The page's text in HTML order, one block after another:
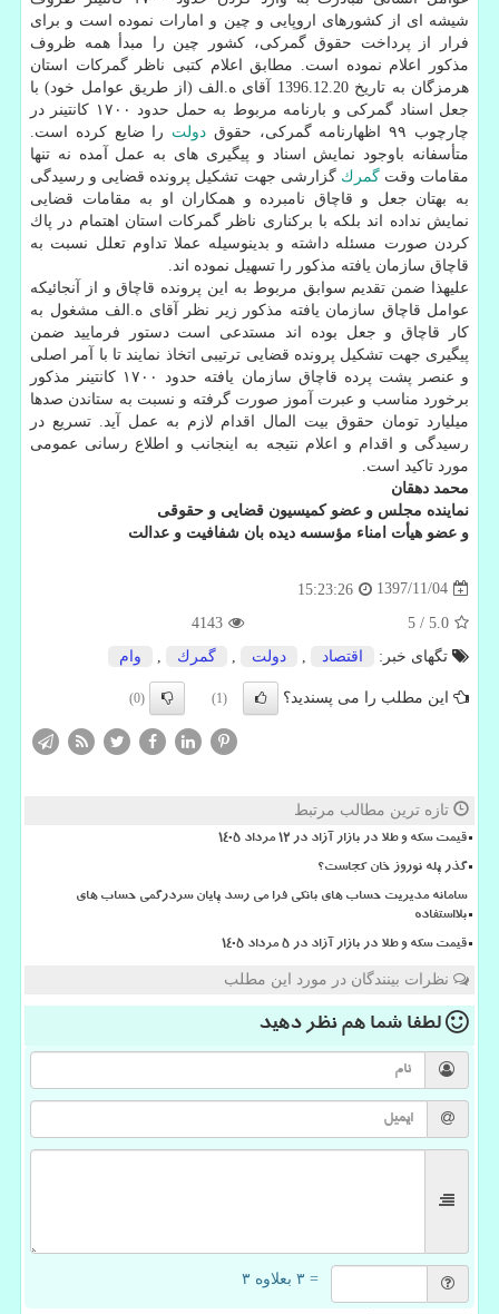
شیشه ای از كشورهای اروپایی و چین و امارات نموده است و برای
فرار از پرداخت حقوق گمركی، كشور چین را مبدأ همه ظروف
مذكور اعلام نموده است. مطابق اعلام كتبی ناظر گمركات استان
هرمزگان به تاریخ 1396.12.20 آقای ه.الف (از طریق عوامل خود) با
جعل اسناد گمركی و بارنامه مربوط به حمل حدود ۱۷۰۰ كانتینر در
چارچوب ۹۹ اظهارنامه گمركی، حقوق
دولت را ضایع كرده است.
متأسفانه باوجود نمایش اسناد و پیگیری های به عمل آمده نه تنها
مقامات وقتگمرك گزارشی جهت تشكیل پرونده قضایی و رسیدگی
به بهتان جعل و قاچاق نامبرده و همكاران او به مقامات قضایی
نمایش نداده اند بلكه با بركناری ناظر گمركات استان اهتمام در پاك
كردن صورت مسئله داشته و بدینوسیله عملا تداوم تعلل نسبت به
قاچاق سازمان یافته مذكور را تسهیل نموده اند.
علیهذا ضمن تقدیم سوابق مربوط به این پرونده قاچاق و از آنجائیكه
عوامل قاچاق سازمان یافته مذكور زیر نظر آقای ه.الف مشغول به
كار قاچاق و جعل بوده اند مستدعی است دستور فرمایید ضمن
پیگیری جهت تشكیل پرونده قضایی ترتیبی اتخاذ نمایند تا با آمر اصلی
و عنصر پشت پرده قاچاق سازمان یافته حدود ۱۷۰۰ كانتینر مذكور
برخورد مناسب و عبرت آموز صورت گرفته و نسبت به ستاندن صدها
میلیارد تومان حقوق بیت المال اقدام لازم به عمل آید. تسریع در
رسیدگی و اقدام و اعلام نتیجه به اینجانب و اطلاع رسانی عمومی
مورد تاكید است.
محمد دهقان
نماینده مجلس و عضو كمیسیون قضایی و حقوقی
و عضو هیأت امناء مؤسسه دیده بان شفافیت و عدالت
1397/11/04
15:23:26
5.0
/
5
4143
تگهای خبر:
اقتصاد دولت گمرك وام
این مطلب را می پسندید؟ (1)
(0)
تازه ترین مطالب مرتبط
قیمت سکه و طلا در بازار آزاد در ۱۲ مرداد ۱۴۰۵
گذر پله نوروز خان کجاست؟
سامانه مدیریت حساب های بانکی فرا می رسد پایان سردرگمی حساب های
بلااستفاده
قیمت سکه و طلا در بازار آزاد در ۵ مرداد ۱۴۰۵
نظرات بینندگان در مورد این مطلب
لطفا شما همنظر دهید
= ۳ بعلاوه ۳